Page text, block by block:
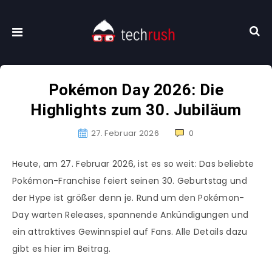
Pokémon Day 2026: Die
Highlights zum 30. Jubiläum
27. Februar 2026 0
Heute, am 27. Februar 2026, ist es so weit: Das beliebte
Pokémon-Franchise feiert seinen 30. Geburtstag und
der Hype ist größer denn je. Rund um den Pokémon-
Day warten Releases, spannende Ankündigungen und
ein attraktives Gewinnspiel auf Fans. Alle Details dazu
gibt es hier im Beitrag.